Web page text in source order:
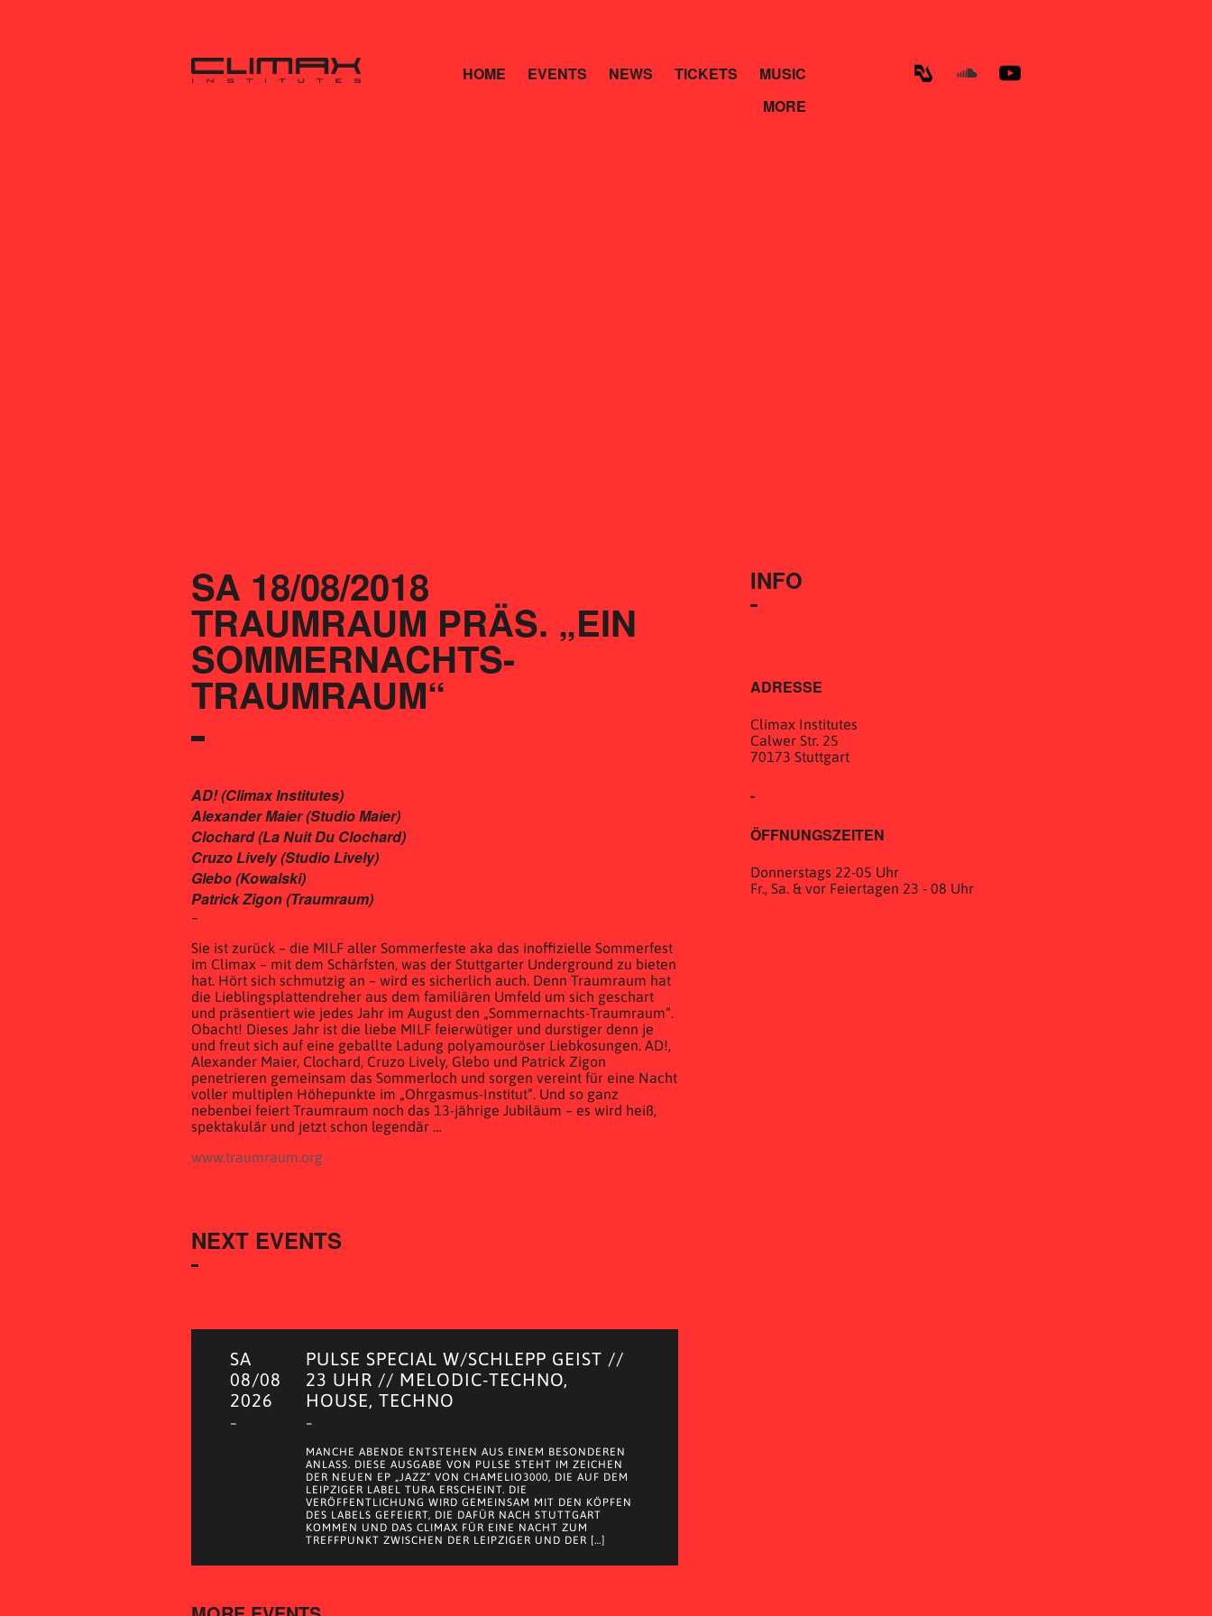
HOME EVENTS NEWS TICKETS
MUSIC
MORE
SA 18/08/2018
TRAUMRAUM PRÄS. „EIN
SOMMERNACHTS-
TRAUMRAUM“
AD! (Climax Institutes)
Alexander Maier (Studio Maier)
Clochard (La Nuit Du Clochard)
Cruzo Lively (Studio Lively)
Glebo (Kowalski)
Patrick Zigon (Traumraum)
–
Sie ist zurück – die MILF aller Sommerfeste aka das inoffizielle Sommerfest
im Climax – mit dem Schärfsten, was der Stuttgarter Underground zu bieten
hat. Hört sich schmutzig an – wird es sicherlich auch. Denn Traumraum hat
die Lieblingsplattendreher aus dem familiären Umfeld um sich geschart
und präsentiert wie jedes Jahr im August den „Sommernachts-Traumraum“.
Obacht! Dieses Jahr ist die liebe MILF feierwütiger und durstiger denn je
und freut sich auf eine geballte Ladung polyamouröser Liebkosungen. AD!,
Alexander Maier, Clochard, Cruzo Lively, Glebo und Patrick Zigon
penetrieren gemeinsam das Sommerloch und sorgen vereint für eine Nacht
voller multiplen Höhepunkte im „Ohrgasmus-Institut“. Und so ganz
nebenbei feiert Traumraum noch das 13-jährige Jubiläum – es wird heiß,
spektakulär und jetzt schon legendär …
www.traumraum.org
NEXT EVENTS
SA
08/08
2026
–
PULSE SPECIAL W/SCHLEPP GEIST //
23 UHR // MELODIC-TECHNO,
HOUSE, TECHNO
–
MANCHE ABENDE ENTSTEHEN AUS EINEM BESONDEREN
ANLASS. DIESE AUSGABE VON PULSE STEHT IM ZEICHEN
DER NEUEN EP „JAZZ“ VON CHAMELIO3000, DIE AUF DEM
LEIPZIGER LABEL TURA ERSCHEINT. DIE
VERÖFFENTLICHUNG WIRD GEMEINSAM MIT DEN KÖPFEN
DES LABELS GEFEIERT, DIE DAFÜR NACH STUTTGART
KOMMEN UND DAS CLIMAX FÜR EINE NACHT ZUM
TREFFPUNKT ZWISCHEN DER LEIPZIGER UND DER […]
INFO
ADRESSE
Climax Institutes
Calwer Str. 25
70173 Stuttgart
-
ÖFFNUNGSZEITEN
Donnerstags 22-05 Uhr
Fr., Sa. & vor Feiertagen 23 - 08 Uhr